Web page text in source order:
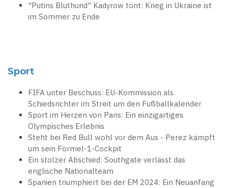
"Putins Bluthund" Kadyrow tönt: Krieg in Ukraine ist
im Sommer zu Ende
Sport
FIFA unter Beschuss: EU-Kommission als
Schiedsrichter im Streit um den Fußballkalender
Sport im Herzen von Paris: Ein einzigartiges
Olympisches Erlebnis
Steht bei Red Bull wohl vor dem Aus - Perez kämpft
um sein Formel-1-Cockpit
Ein stolzer Abschied: Southgate verlässt das
englische Nationalteam
Spanien triumphiert bei der EM 2024: Ein Neuanfang